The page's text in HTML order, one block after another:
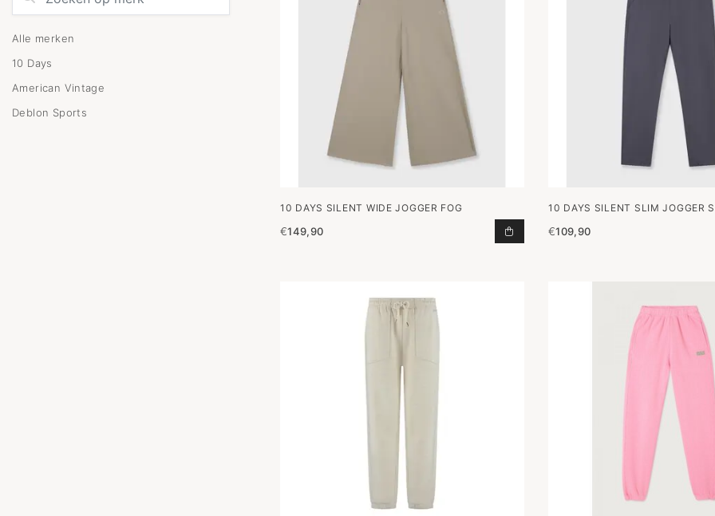
Alle merken
10 Days
American Vintage
Deblon Sports
10 DAYS SILENT WIDE JOGGER FOG
€149,90 SILENT WIDE JOGGER FOG
10 DAYS SILENT SLIM JOGGER
€109,90